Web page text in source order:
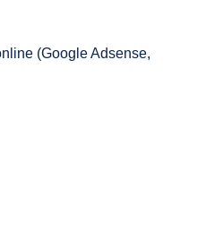
(Google Adsense,